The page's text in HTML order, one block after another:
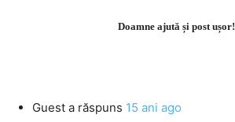
Doamne ajută și post ușor!
Guest a răspuns 15 ani ago